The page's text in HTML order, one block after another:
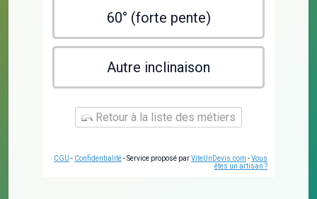
60° (forte pente)
Autre inclinaison
Retour à la liste des métiers
CGU - Confidentialité- Service proposé parViteUnDevis.com -Vous
êtes un artisan ?